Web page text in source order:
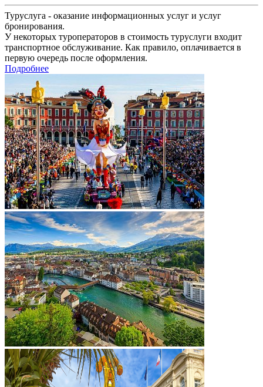
Туруслуга - оказание информационных услуг и услуг
бронирования.
У некоторых туроператоров в стоимость туруслуги входит
транспортное обслуживание. Как правило, оплачивается в
первую очередь после оформления.
Подробнее